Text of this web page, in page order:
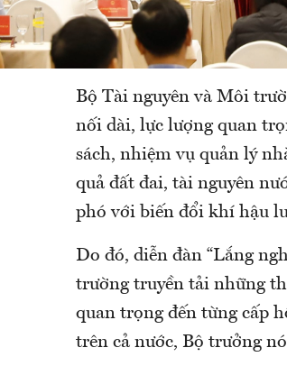
Bộ Tài nguyên và Môi
nối dài, lực lượng quan
sách, nhiệm vụ quản lý
quả đất đai, tài nguyên
phó với biến đổi khí hậu
Do đó, diễn đàn “Lắng
trường truyền tải những
quan trọng đến từng cấp
trên cả nước, Bộ trưởng